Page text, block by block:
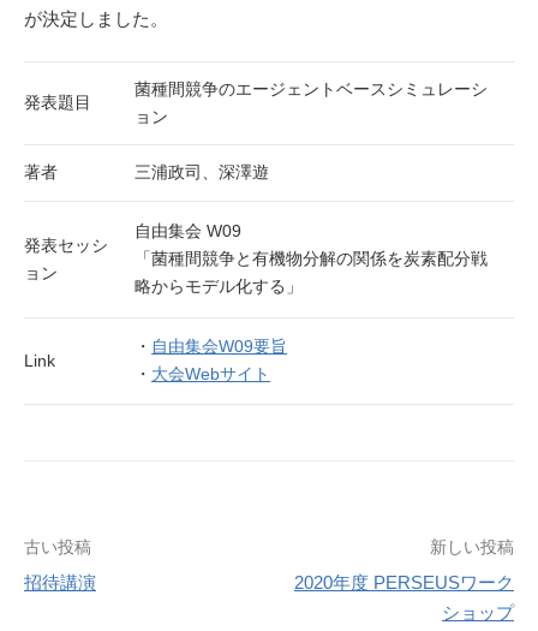
が決定しました。
発表題目
菌種間競争のエージェントベースシミュレーシ
ョン
著者 三浦政司、深澤遊
発表セッシ
ョン
自由集会 W09
「菌種間競争と有機物分解の関係を炭素配分戦
略からモデル化する」
Link
・ 自由集会W09要旨
・ 大会Webサイト
投
稿
古い投稿
招待講演
新しい投稿
2020年度 PERSEUSワーク
ショップ